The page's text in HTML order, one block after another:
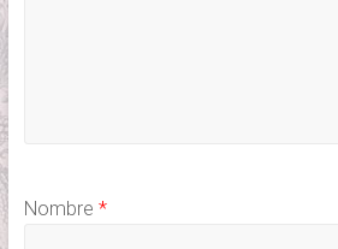
Nombre *